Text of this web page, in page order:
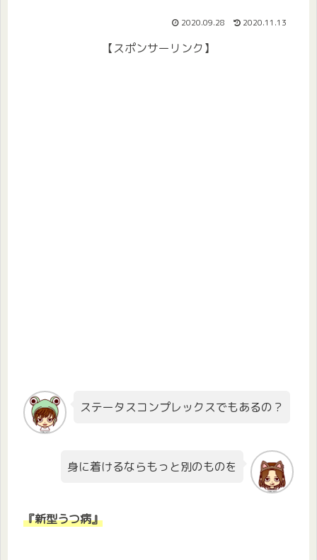
2020.09.28 2020.11.13
【スポンサーリンク】
ステータスコンプレックスでもあるの？
身に着けるならもっと別のものを
『新型うつ病』